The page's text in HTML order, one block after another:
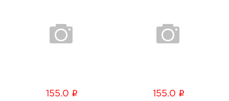
155.0 i 155.0 i